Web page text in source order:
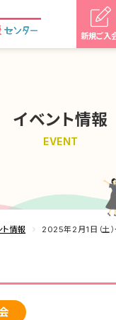
新規ご入
イベント情報
EVENT
ト情報